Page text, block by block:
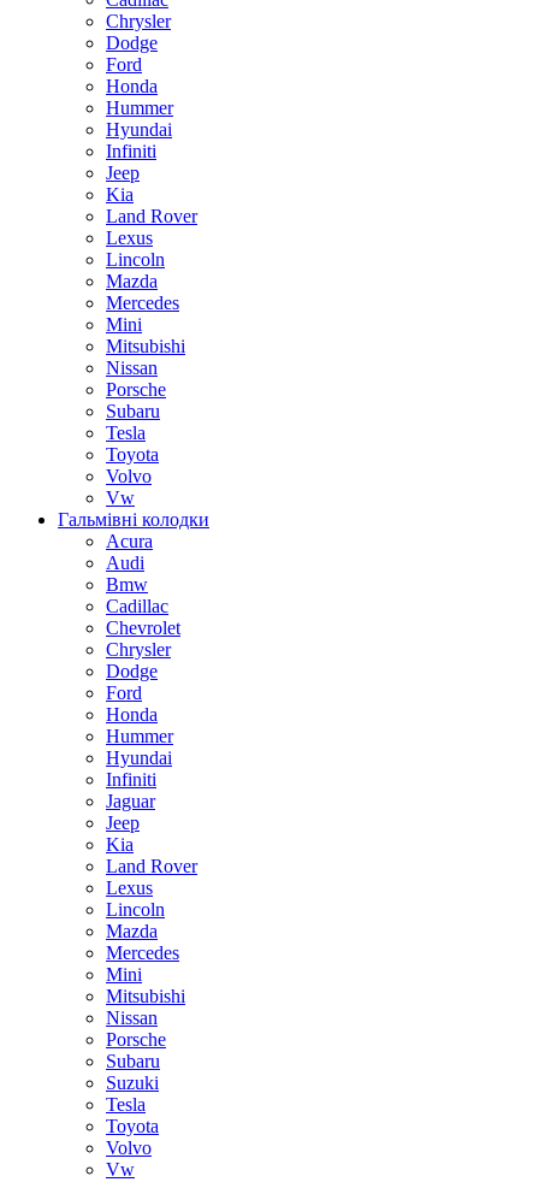
Chrysler
Dodge
Ford
Honda
Hummer
Hyundai
Infiniti
Jeep
Kia
Land Rover
Lexus
Lincoln
Mazda
Mercedes
Mini
Mitsubishi
Nissan
Porsche
Subaru
Tesla
Toyota
Volvo
Vw
Гальмівні колодки
Acura
Audi
Bmw
Cadillac
Chevrolet
Chrysler
Dodge
Ford
Honda
Hummer
Hyundai
Infiniti
Jaguar
Jeep
Kia
Land Rover
Lexus
Lincoln
Mazda
Mercedes
Mini
Mitsubishi
Nissan
Porsche
Subaru
Suzuki
Tesla
Toyota
Volvo
Vw